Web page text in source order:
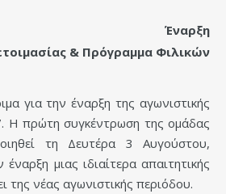
& Πρόγραμμα Φιλικών
για την έναρξη της αγωνιστικής
Η πρώτη συγκέντρωση της ομάδας
τη Δευτέρα 3 Αυγούστου,
μιας ιδιαίτερα απαιτητικής
της νέας αγωνιστικής περιόδου.